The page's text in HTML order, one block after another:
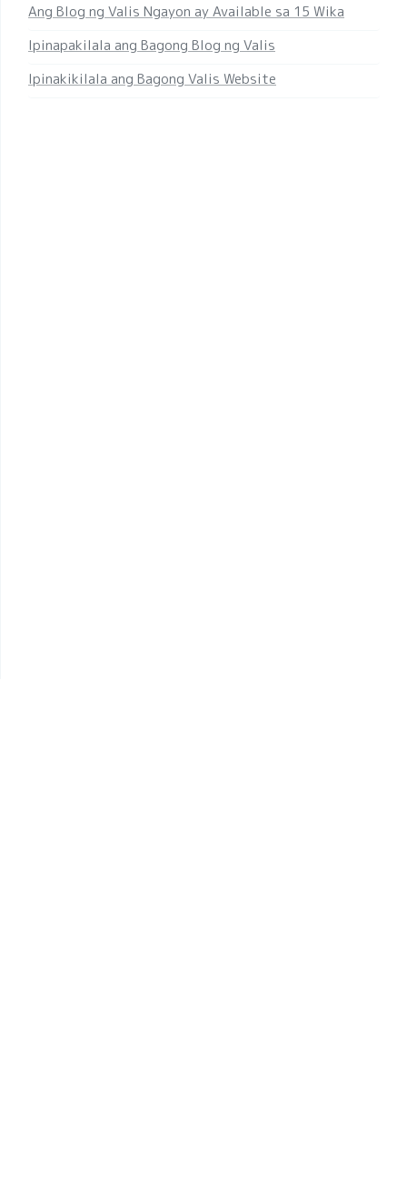
Ang Blog ng Valis Ngayon ay Available sa 15 Wika
Ipinapakilala ang Bagong Blog ng Valis
Ipinakikilala ang Bagong Valis Website